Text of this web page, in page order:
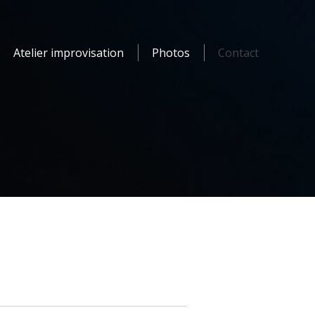
Atelier improvisation Photos Contact